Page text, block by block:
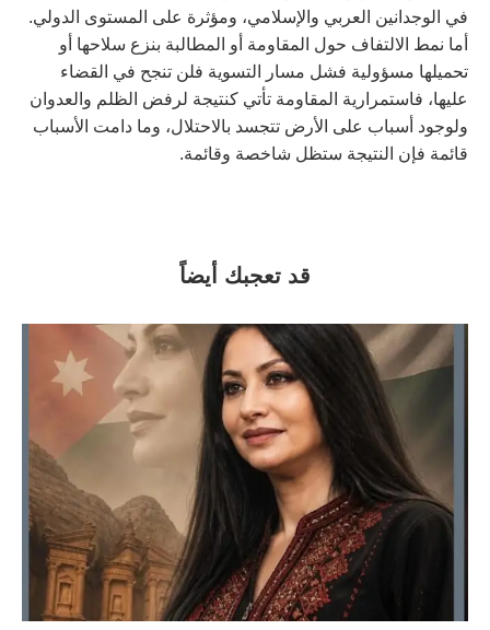
في الوجدانين العربي والإسلامي، ومؤثرة على المستوى الدولي.
أما نمط الالتفاف حول المقاومة أو المطالبة بنزع سلاحها أو
تحميلها مسؤولية فشل مسار التسوية فلن تنجح في القضاء
عليها، فاستمرارية المقاومة تأتي كنتيجة لرفض الظلم والعدوان
ولوجود أسباب على الأرض تتجسد بالاحتلال، وما دامت الأسباب
قائمة فإن النتيجة ستظل شاخصة وقائمة.
قد تعجبك أيضاً